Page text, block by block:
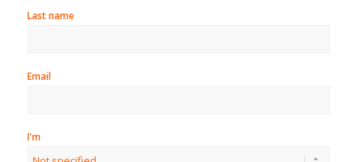
Last name
Email
I'm